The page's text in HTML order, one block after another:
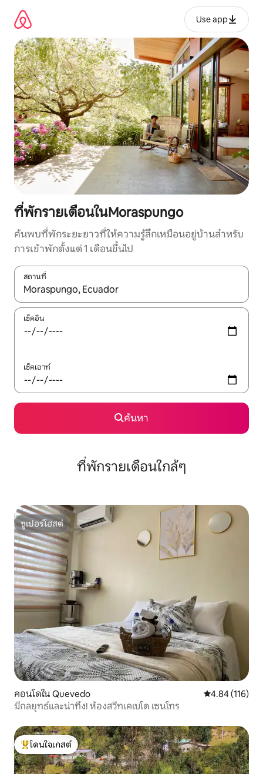
เนื้อหา
Use app
ที่พักรายเดือนในMoraspungo
ค้นพบที่พักระยะยาวที่ให้ความรู้สึกเหมือนอยู่บ้านสำหรับ
การเข้าพักตั้งแต่ 1 เดือนขึ้นไป
สถานที่
ใช้ลูกศรขึ้นลง หรือใช้การสัมผัสหรือปัด เพื่อสำรวจผลการค้นหา
เช็คอิน
เช็คเอาท์
ค้นหา
ที่พักรายเดือนใกล้ๆ
ซูเปอร์โฮสต์
ซูเปอร์โฮสต์
คอนโดใน Quevedo คะแนนเฉลี่ย
4.84 (116)
มีกลยุทธ์และน่าทึ่ง! ห้องสวีทเคเบโด เซนโทร
โดนใจเกสต์ที่สุด
โดนใจเกสต์